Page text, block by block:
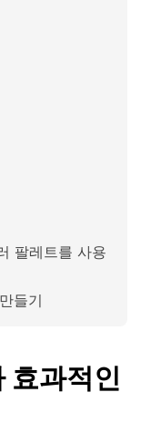
팔레트를 사용
들기
효과적인